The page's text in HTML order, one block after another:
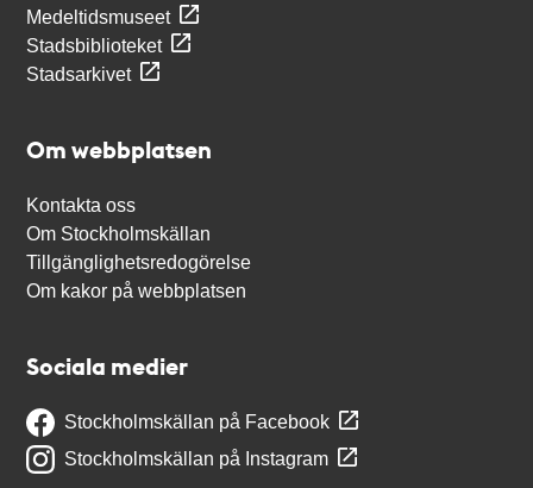
Medeltidsmuseet
Stadsbiblioteket
Stadsarkivet
Om webbplatsen
Kontakta oss
Om Stockholmskällan
Tillgänglighetsredogörelse
Om kakor på webbplatsen
Sociala medier
Stockholmskällan på Facebook
Stockholmskällan på Instagram